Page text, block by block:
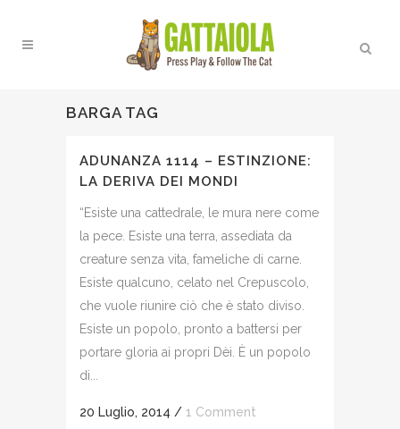
BARGA TAG
ADUNANZA 1114 – ESTINZIONE:
LA DERIVA DEI MONDI
“Esiste una cattedrale, le mura nere come
la pece. Esiste una terra, assediata da
creature senza vita, fameliche di carne.
Esiste qualcuno, celato nel Crepuscolo,
che vuole riunire ciò che è stato diviso.
Esiste un popolo, pronto a battersi per
portare gloria ai propri Dèi. È un popolo
di...
20 Luglio, 2014 / 1 Comment